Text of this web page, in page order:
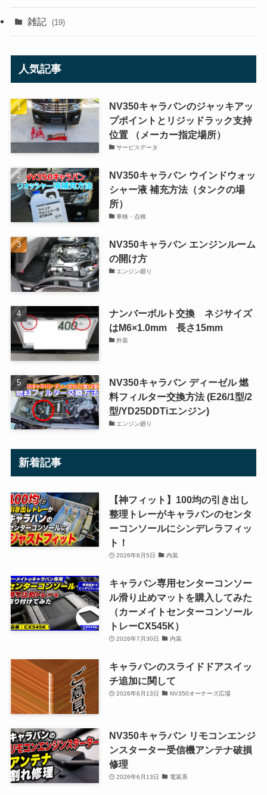
雑記 (19)
人気記事
NV350キャラバンのジャッキアッ
プポイントとリジッドラック支持
位置 （メーカー指定場所）
サービスデータ
NV350キャラバン ウインドウォッ
シャー液 補充方法（タンクの場
所）
車検・点検
NV350キャラバン エンジンルーム
の開け方
エンジン廻り
ナンバーボルト交換 ネジサイズ
はM6×1.0mm 長さ15mm
外装
NV350キャラバン ディーゼル 燃
料フィルター交換方法 (E26/1型/2
型/YD25DDTiエンジン)
エンジン廻り
新着記事
【神フィット】100均の引き出し
整理トレーがキャラバンのセンタ
ーコンソールにシンデレラフィッ
ト！
2026年8月5日 内装
キャラバン専用センターコンソー
ル滑り止めマットを購入してみた
（カーメイトセンターコンソール
トレーCX545K）
2026年7月30日 内装
キャラバンのスライドドアスイッ
チ追加に関して
2026年6月13日 NV350オーナーズ広場
NV350キャラバン リモコンエンジ
ンスターター受信機アンテナ破損
修理
2026年6月13日 電装系